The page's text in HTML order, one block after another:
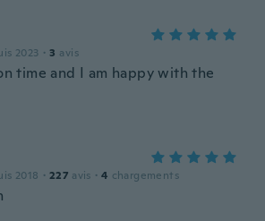
2023 · 3 avis
time and I am happy with the
2018 · 227 avis · 4 chargements